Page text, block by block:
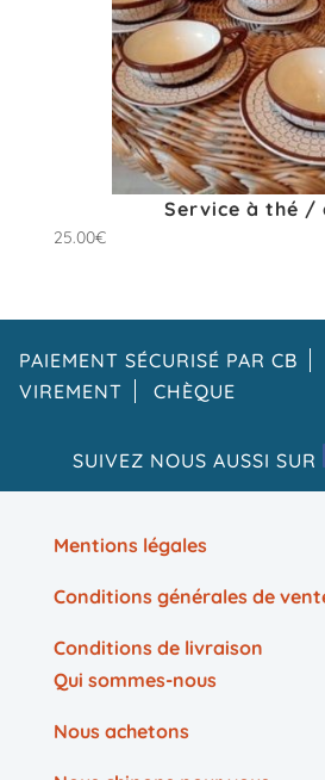
Service à thé /
25.00€
PAIEMENT SÉCURISÉ PAR CB
VIREMENT
CHÈQUE
SUIVEZ NOUS AUSSI SUR
Mentions légales
Conditions générales de
Conditions de livraison
Qui sommes-nous
Nous achetons